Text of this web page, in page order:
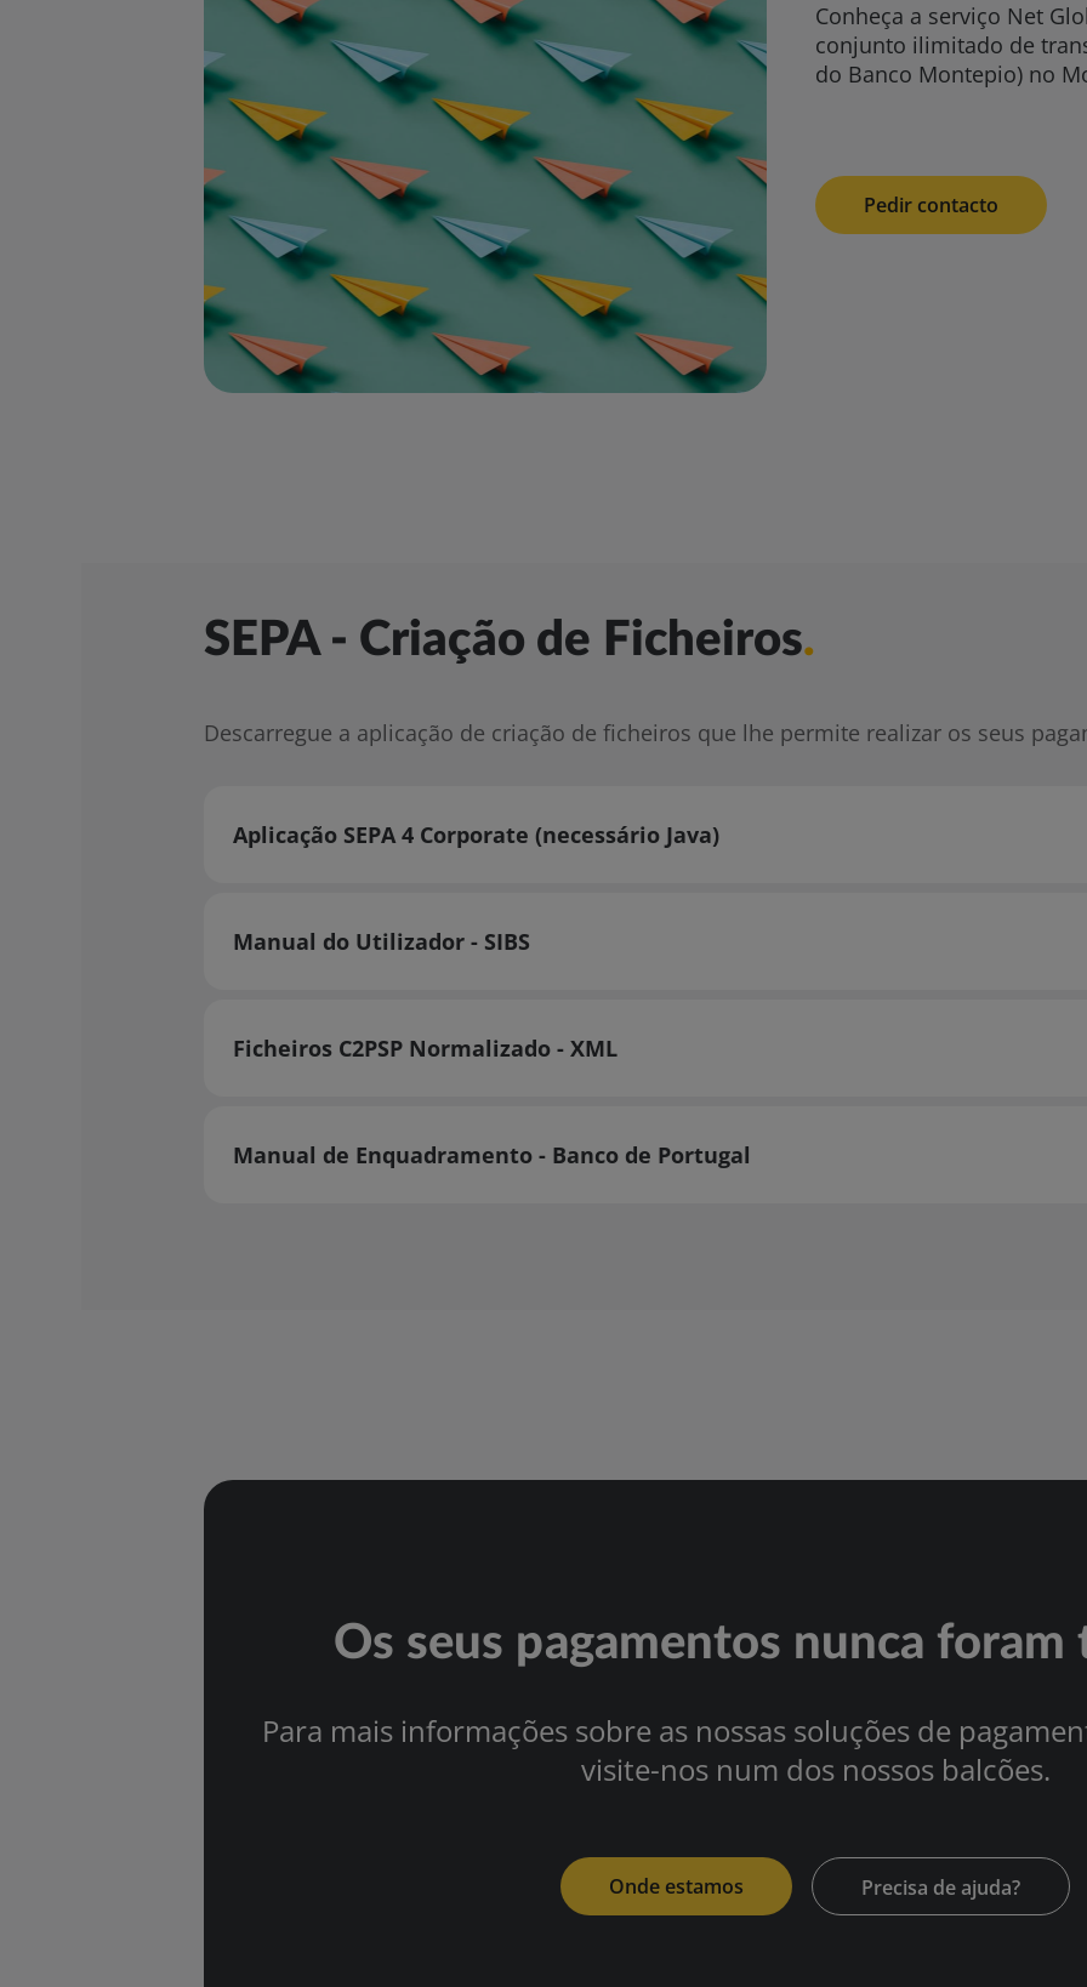
Conheça a serviço Net
conjunto ilimitado de
do Banco Montepio) no
Pedir contacto
SEPA - Criação de Ficheiros.
Descarregue a aplicação de criação de ficheiros que lhe permite realizar os seus
Aplicação SEPA 4 Corporate (necessário Java)
Manual do Utilizador - SIBS
Ficheiros C2PSP Normalizado - XML
Manual de Enquadramento - Banco de Portugal
Os seus pagamentos nunca foram
Para mais informações sobre as nossas soluções de
visite-nos num dos nossos balcões.
Onde estamos Precisa de ajuda?